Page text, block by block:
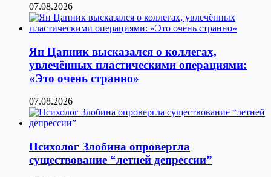
07.08.2026
Ян Цапник высказался о коллегах,
увлечённых пластическими операциями:
«Это очень странно»
07.08.2026
Психолог Злобина опровергла
существование “летней депрессии”